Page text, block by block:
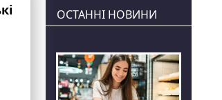
ОСТАННІ НОВИНИ